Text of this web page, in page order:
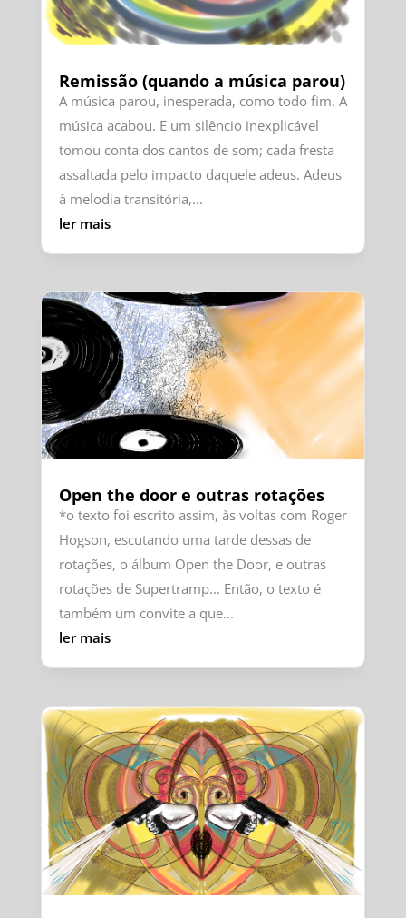
Remissão (quando a música parou)
A música parou, inesperada, como todo fim. A
música acabou. E um silêncio inexplicável
tomou conta dos cantos de som; cada fresta
assaltada pelo impacto daquele adeus. Adeus
à melodia transitória,...
ler mais
Open the door e outras rotações
*o texto foi escrito assim, às voltas com Roger
Hogson, escutando uma tarde dessas de
rotações, o álbum Open the Door, e outras
rotações de Supertramp... Então, o texto é
também um convite a que...
ler mais